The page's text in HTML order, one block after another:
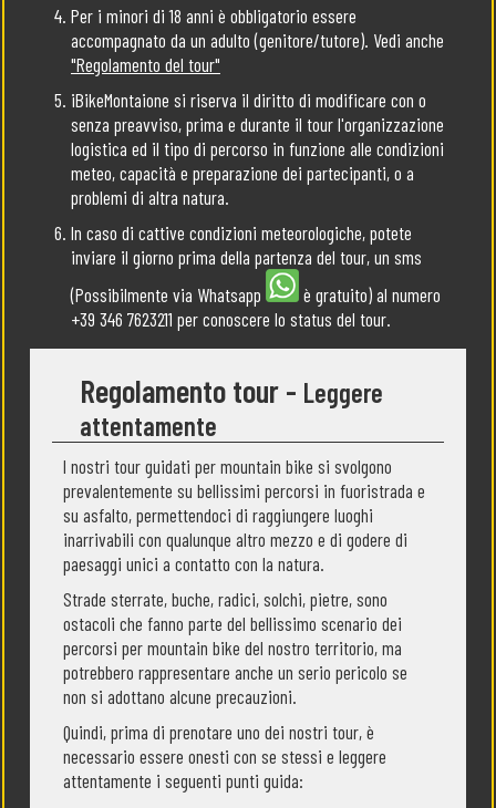
Per i minori di 18 anni è obbligatorio essere
accompagnato da un adulto (genitore/tutore). Vedi anche
"Regolamento del tour"
iBikeMontaione si riserva il diritto di modificare con o
senza preavviso, prima e durante il tour l'organizzazione
logistica ed il tipo di percorso in funzione alle condizioni
meteo, capacità e preparazione dei partecipanti, o a
problemi di altra natura.
In caso di cattive condizioni meteorologiche, potete
inviare il giorno prima della partenza del tour, un sms
(Possibilmente via Whatsapp
è gratuito) al numero
+39 346 7623211 per conoscere lo status del tour.
Regolamento tour - Leggere
attentamente
I nostri tour guidati per mountain bike si svolgono
prevalentemente su bellissimi percorsi in fuoristrada e
su asfalto, permettendoci di raggiungere luoghi
inarrivabili con qualunque altro mezzo e di godere di
paesaggi unici a contatto con la natura.
Strade sterrate, buche, radici, solchi, pietre, sono
ostacoli che fanno parte del bellissimo scenario dei
percorsi per mountain bike del nostro territorio, ma
potrebbero rappresentare anche un serio pericolo se
non si adottano alcune precauzioni.
Quindi, prima di prenotare uno dei nostri tour, è
necessario essere onesti con se stessi e leggere
attentamente i seguenti punti guida: